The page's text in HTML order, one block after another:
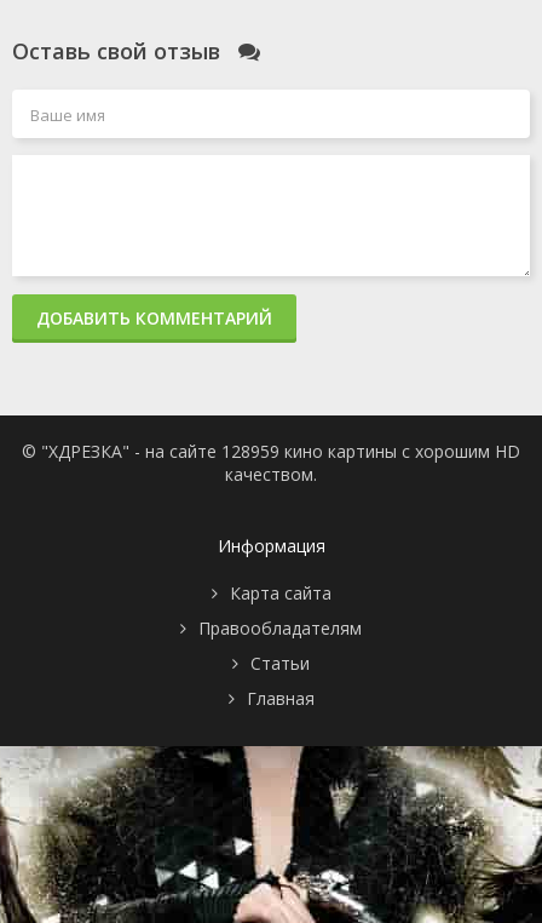
Оставь свой отзыв
ДОБАВИТЬ КОММЕНТАРИЙ
© "ХДРЕЗКА" - на сайте 128959 кино картины с хорошим HD
качеством.
Информация
Карта сайта
Правообладателям
Статьи
Главная